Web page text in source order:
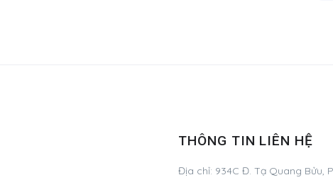
THÔNG TIN LIÊN HỆ
Địa chỉ: 934C Đ. Tạ Quang Bửu,